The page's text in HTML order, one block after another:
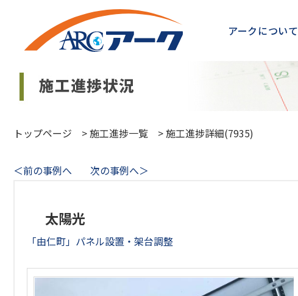
アークについて
トップページ >施工進捗一覧 >施工進捗詳細(7935)
＜前の事例へ
次の事例へ＞
太陽光
「由仁町」パネル設置・架台調整